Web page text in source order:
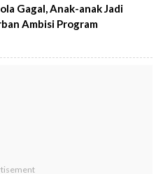
Gagal, Anak-anak Jadi
Ambisi Program